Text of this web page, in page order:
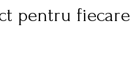
pentru fiecare